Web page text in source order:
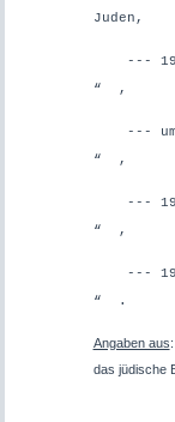
Juden,
---
“ ,
--- um
“ ,
---
“ ,
---
“ .
Angaben aus
das jüdische